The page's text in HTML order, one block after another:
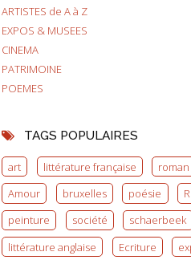
ARTISTES de A à Z
EXPOS & MUSEES
CINEMA
PATRIMOINE
POEMES
TAGS POPULAIRES
art littérature française roman
Amour
bruxelles poésie
peinture
société schaerbeek
littérature anglaise
Ecriture